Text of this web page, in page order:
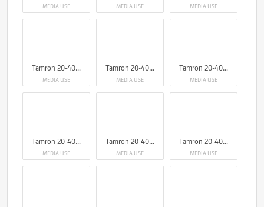
MEDIA USE MEDIA USE MEDIA USE
Tamron 20-40mm F/2.8 Di III VXD
MEDIA USE
Tamron 20-40mm F/2.8 Di III VXD
MEDIA USE
Tamron 20-40mm F/2.8 Di III VXD
MEDIA USE
Tamron 20-40mm F/2.8 Di III VXD
MEDIA USE
Tamron 20-40mm F/2.8 Di III VXD
MEDIA USE
Tamron 20-40mm F/2.8 Di III VXD
MEDIA USE